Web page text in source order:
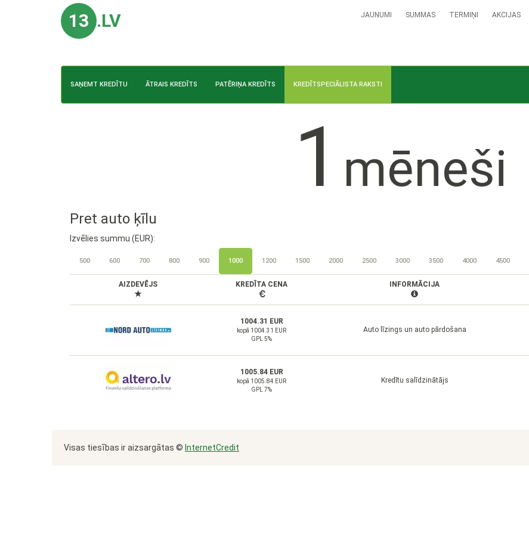
13 .LV JAUNUMI SUMMAS TERMIŅI AKCIJAS
SAŅEMT KREDĪTU ĀTRAIS KREDĪTS PATĒRIŅA KREDĪTS KREDĪTSPECIĀLISTA RAKSTI
1 mēneši
Pret auto ķīlu
Izvēlies summu (EUR):
500 600 700 800 900 1000 1200 1500 2000 2500 3000 3500 4000 4500
AIZDEVĒJS KREDĪTA CENA INFORMĀCIJA
1004.31 EUR
kopā 1004.31 EUR
GPL 5%
Auto līzings un auto pārdošana
1005.84 EUR
kopā 1005.84 EUR
GPL 7%
Kredītu salīdzinātājs
Visas tiesības ir aizsargātas © InternetCredit